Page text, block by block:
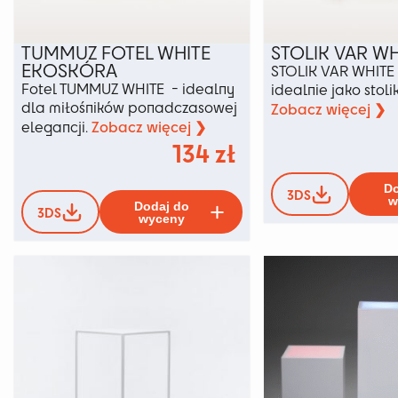
TUMMUZ FOTEL WHITE
EKOSKÓRA
Fotel TUMMUZ WHITE - idealny
dla miłośników ponadczasowej
elegancji.Zobacz więcej ❯
134zł
3DS
Dodaj do
wyceny
Ten
produkt
wiele
STOLIK VAR
STOLIK VAR
idealnie jako
Zobacz więcej ❯
3DS